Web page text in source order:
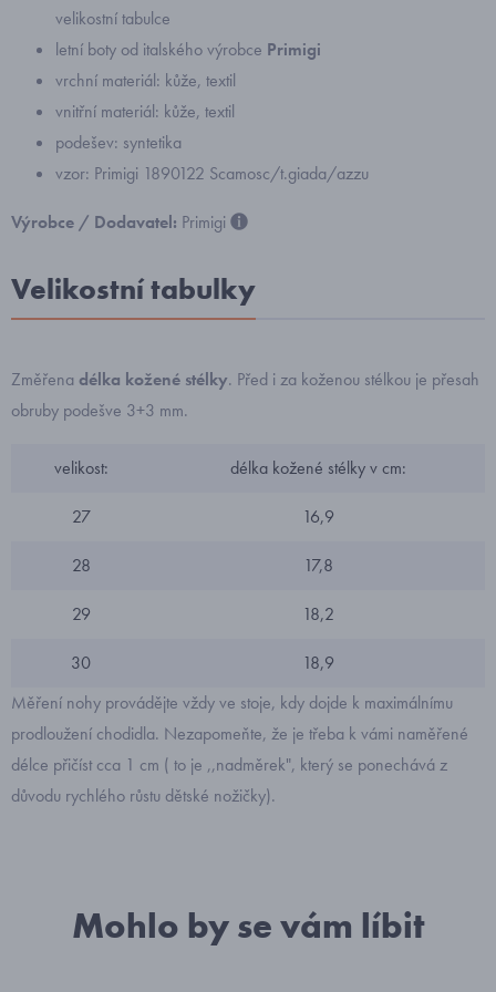
velikostní tabulce
letní boty od italského výrobce Primigi
vrchní materiál: kůže, textil
vnitřní materiál: kůže, textil
podešev: syntetika
vzor: Primigi 1890122 Scamosc/t.giada/azzu
Výrobce / Dodavatel: Primigi
Velikostní tabulky
Změřena délka kožené stélky. Před i za koženou stélkou je přesah
obruby podešve 3+3 mm.
velikost: délka kožené stélky v cm:
27 16,9
28 17,8
29 18,2
30
18,9
Měření nohy provádějte vždy ve stoje, kdy dojde k maximálnímu
prodloužení chodidla. Nezapomeňte, že je třeba k vámi naměřené
délce přičíst cca 1 cm ( to je ,,nadměrek", který se ponechává z
důvodu rychlého růstu dětské nožičky).
Mohlo by se vám líbit